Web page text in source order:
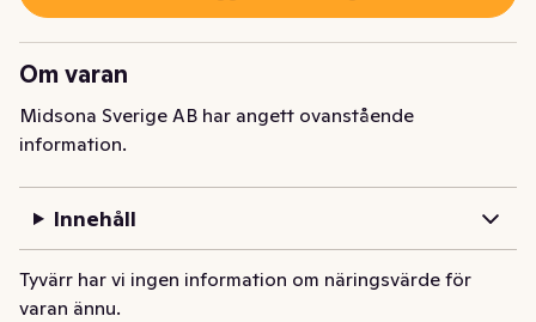
Om varan
Midsona Sverige AB har angett ovanstående
information.
Innehåll
Tyvärr har vi ingen information om näringsvärde för
varan ännu.